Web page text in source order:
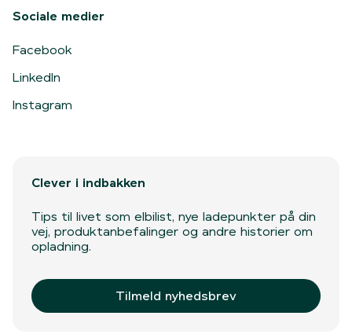
Sociale medier
Facebook
LinkedIn
Instagram
Clever i indbakken
Tips til livet som elbilist, nye ladepunkter på din
vej, produktanbefalinger og andre historier om
opladning.
Tilmeld nyhedsbrev